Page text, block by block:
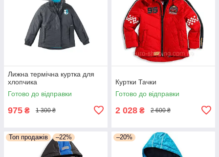
Лижна термічна куртка для
хлопчика
Готово до відправки
975 ₴ 1 300 ₴
Куртки Тачки
Готово до відправки
2 028 ₴ 2 600 ₴
Топ продажів –22% –20%